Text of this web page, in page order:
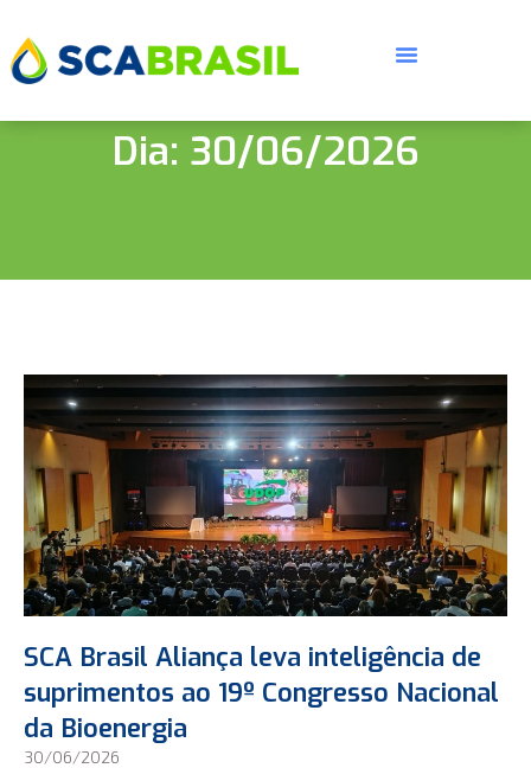
Dia: 30/06/2026
SCA Brasil Aliança leva inteligência de
suprimentos ao 19º Congresso Nacional
da Bioenergia
30/06/2026